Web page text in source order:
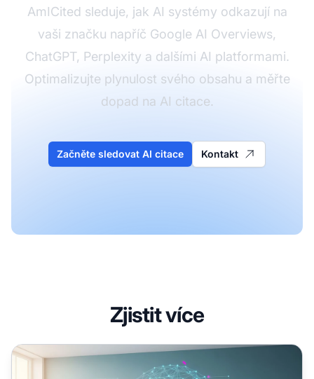
AmICited sleduje, jak AI systémy odkazují na
vaši značku napříč Google AI Overviews,
ChatGPT, Perplexity a dalšími AI platformami.
Optimalizujte plynulost svého obsahu a měřte
dopad na AI citace.
Začněte sledovat AI citace Kontakt
Zjistit více
Optimalizace plynulosti: Jak psát obsah, který LLM rády